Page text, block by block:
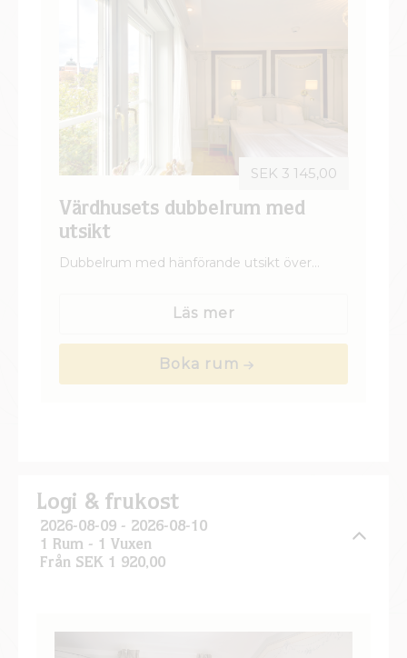
Värdhusets dubbelrum med
utsikt
Dubbelrum med hänförande utsikt över
erbjuder klassisk charm med modern
Läs mer
SEK 3 145,00
Boka rum
Logi & frukost
2026-08-09 - 2026-08-10
1 Rum - 1 Vuxen
Från SEK 1 920,00